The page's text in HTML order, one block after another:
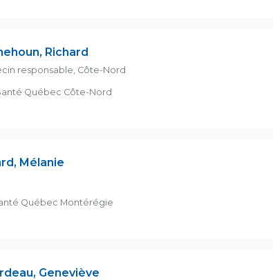
Richard
responsable, Côte-Nord
Québec Côte-Nord
Mélanie
Québec Montérégie
Geneviève